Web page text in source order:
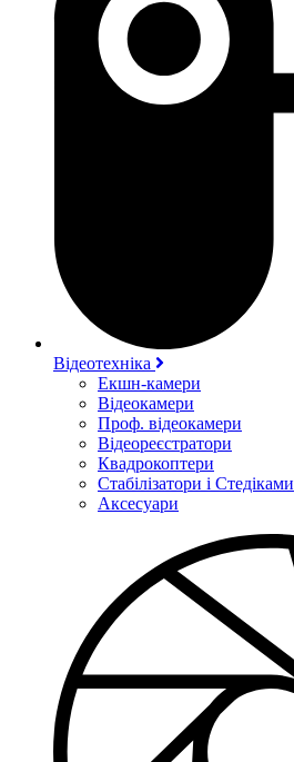
Відеотехніка
Екшн-камери
Відеокамери
Проф. відеокамери
Відеореєстратори
Квадрокоптери
Стабілізатори і Стедіками
Аксесуари